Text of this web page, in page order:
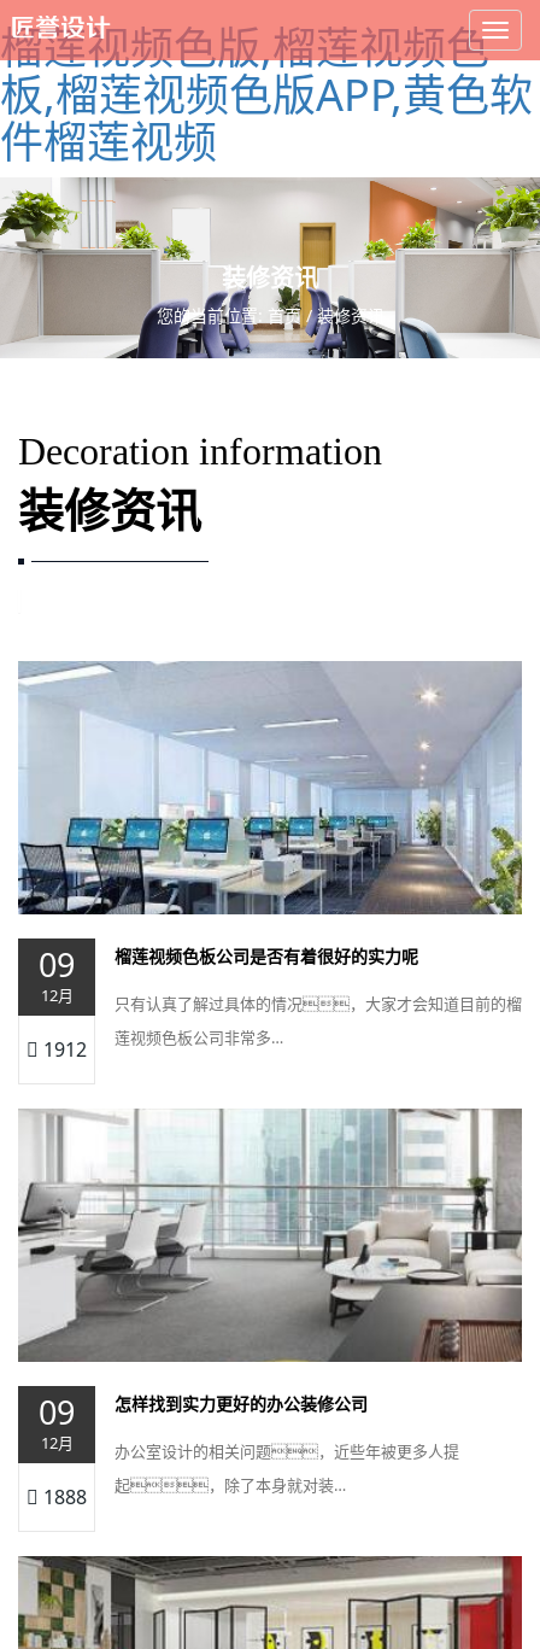
榴莲视频色版,榴莲视频色
板,榴莲视频色版APP,黄色软
件榴莲视频
装修资讯
您的当前位置: 首页/装修资讯
Decoration information
装修资讯
09
12月
1912
榴莲视频色板公司是否有着很好的实力呢
只有认真了解过具体的情况，大家才会知道目前的榴
莲视频色板公司非常多…
09
12月
1888
怎样找到实力更好的办公装修公司
办公室设计的相关问题，近些年被更多人提
起，除了本身就对装…